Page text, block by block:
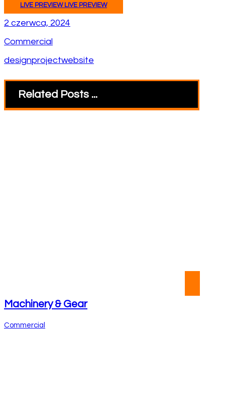
LIVE PREVIEW LIVE PREVIEW
2 czerwca, 2024
Commercial
designprojectwebsite
Related Posts ...
Machinery & Gear
Commercial